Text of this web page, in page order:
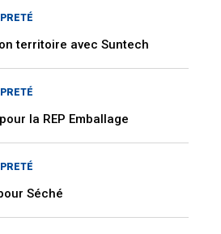
territoire avec Suntech
la REP Emballage
Séché